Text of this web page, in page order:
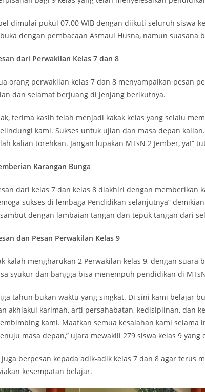
dimulai pukul 07.00 WIB dengan diikuti seluruh siswa
dengan pembacaan Asmaul Husna, namun
dari Perwakilan Kelas 7 dan 8
orang perwakilan kelas 7 dan 8 menyampaikan pesan
dan selamat berjuang di jenjang berikutnya.
terima kasih telah menjadi kakak kelas yang selalu
kami. Sukses untuk ujian dan masa depan
kalian torehkan. Jangan lupakan MTsN 2 Jember, ya!”
Karangan Bunga
dari kelas 7 dan kelas 8 diakhiri dengan memberikan
sukses di lembaga Pendidikan selanjutnya”
dengan lambaian tangan dan tepuk tangan dari
dan Pesan Perwakilan Kelas 9
kalah mengharukan 2 Perwakilan kelas 9, dengan
syukur dan bangga bisa menempuh pendidikan di
tahun bukan waktu yang singkat. Di sini kami belajar
akhlakul karimah, arti persahabatan, kedisiplinan, dan
kami. Maafkan semua kesalahan kami
masa depan,” ujara mewakili 279 siswa kelas 9
juga berpesan kepada adik-adik kelas 7 dan 8 agar terus
kesempatan belajar.